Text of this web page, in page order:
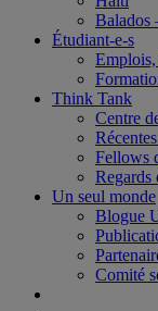
Balados
Étudiant-e-s
Emplois,
Think Tank
Centre
Fellows
Regards
Un seul monde
Blogue
Comité